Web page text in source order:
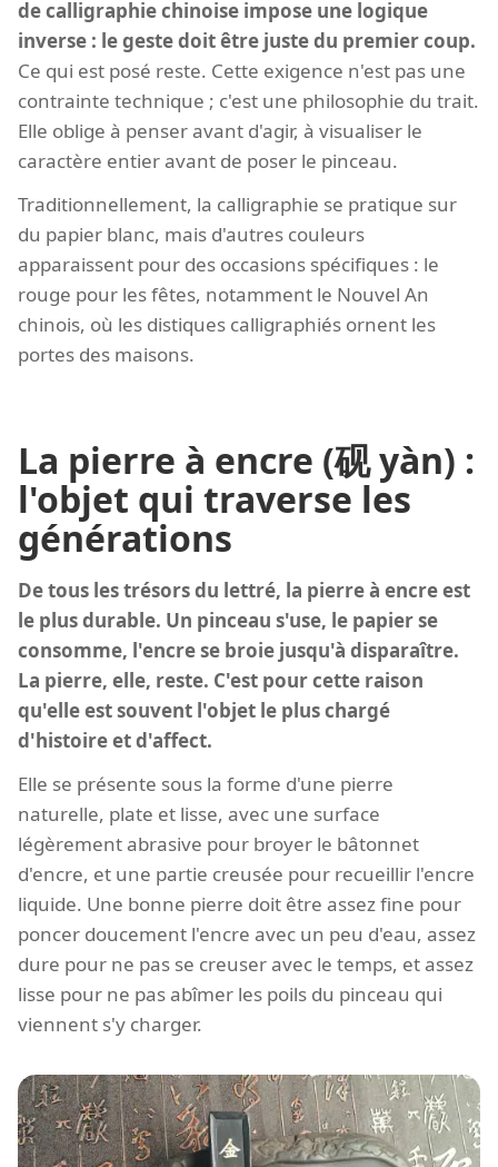
de calligraphie chinoise impose une logique
inverse : le geste doit être juste du premier coup.
Ce qui est posé reste. Cette exigence n'est pas une
contrainte technique ; c'est une philosophie du trait.
Elle oblige à penser avant d'agir, à visualiser le
caractère entier avant de poser le pinceau.
Traditionnellement, la calligraphie se pratique sur
du papier blanc, mais d'autres couleurs
apparaissent pour des occasions spécifiques : le
rouge pour les fêtes, notamment le Nouvel An
chinois, où les distiques calligraphiés ornent les
portes des maisons.
La pierre à encre (砚 yàn) :
l'objet qui traverse les
générations
De tous les trésors du lettré, la pierre à encre est
le plus durable. Un pinceau s'use, le papier se
consomme, l'encre se broie jusqu'à disparaître.
La pierre, elle, reste. C'est pour cette raison
qu'elle est souvent l'objet le plus chargé
d'histoire et d'affect.
Elle se présente sous la forme d'une pierre
naturelle, plate et lisse, avec une surface
légèrement abrasive pour broyer le bâtonnet
d'encre, et une partie creusée pour recueillir l'encre
liquide. Une bonne pierre doit être assez fine pour
poncer doucement l'encre avec un peu d'eau, assez
dure pour ne pas se creuser avec le temps, et assez
lisse pour ne pas abîmer les poils du pinceau qui
viennent s'y charger.